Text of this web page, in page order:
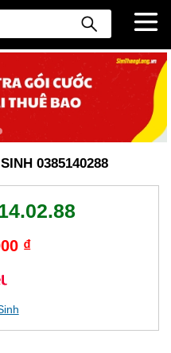
0385140288
₫